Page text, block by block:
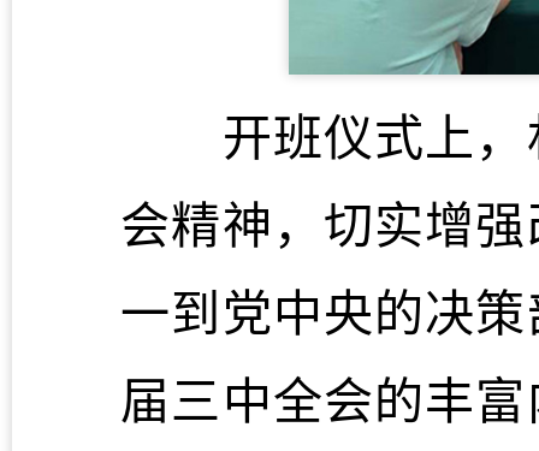
开班仪式上，
会精神，切实增
一到党中央的决
届三中全会的丰